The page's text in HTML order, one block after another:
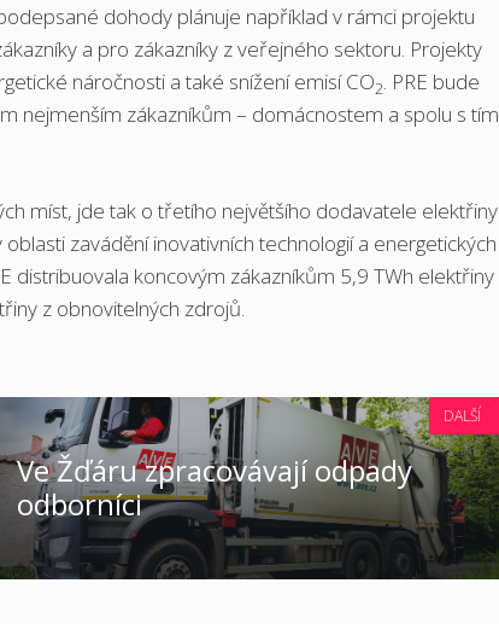
dohody plánuje například v rámci projektu
a pro zákazníky z veřejného sektoru. Projekty
náročnosti a také snížení emisí CO2. PRE bude
nejmenším zákazníkům – domácnostem a spolu s tím
míst, jde tak o třetího největšího dodavatele elektřiny
zavádění inovativních technologií a energetických
distribuovala koncovým zákazníkům 5,9 TWh elektřiny
z obnovitelných zdrojů.
Ve Žďáru zpracovávají odpady
odborníci
DALŠÍ